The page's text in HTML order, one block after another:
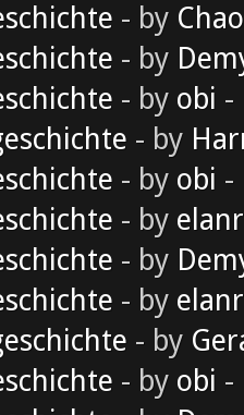
- by
- by
- by obi -
- by
- by obi -
- by
- by
- by
- by
- by obi -